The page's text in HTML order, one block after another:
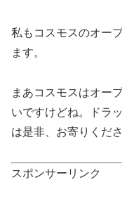
私もコスモスのオー
ます。
まあコスモスはオー
いですけどね。ドラ
は是非、お寄りくださ
スポンサーリンク